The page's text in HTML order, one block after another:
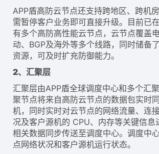
APP盾高防云节点还支持跨地区、跨机
需暂停客户业务即可直接升级。目前已
有多个高防高性能云节点，云节点覆盖
动、BGP及海外等多个线路，同时储备
资源，可及时扩充防御能力。
2、汇聚层
汇聚层由APP盾全球调度中心和多个汇
聚节点将来自高防云节点的数据包实时
机，同时实时对云节点的网络流量、连
况及客户源机的 CPU、内存等关键信息
相关数据同步传送至调度中心。调度中
点网络状况和客户源机运行状态。